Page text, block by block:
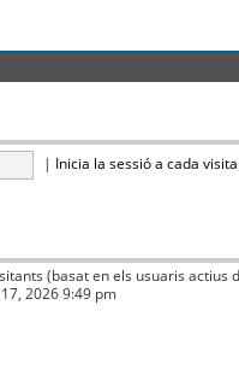
| Inicia la sessió a cada
(basat en els usuaris actius
2026 9:49 pm